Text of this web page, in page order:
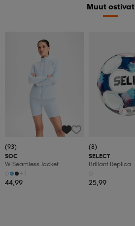
Muut ostivat
(93)
SOC
W Seamless Jacket
+1
44,99
(8)
SELECT
Brillant Replica
25,99